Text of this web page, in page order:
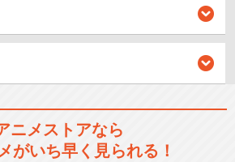
りの楽曲を、全力で歌い踊ります。
作品
刀剣乱舞-花丸-
ニメストアなら
がいち早く見られる！